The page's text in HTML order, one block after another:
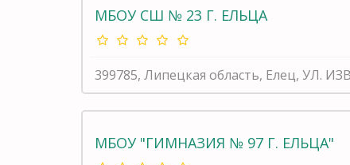
МБОУ СШ № 23 Г. ЕЛЬЦА
399785, Липецкая область, Елец, УЛ.
МБОУ "ГИМНАЗИЯ № 97 Г. ЕЛЬЦА"